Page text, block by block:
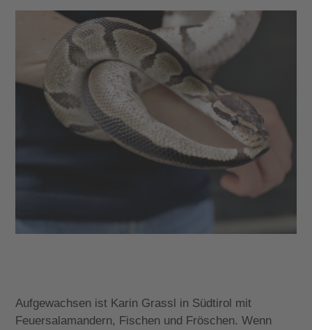
Aufgewachsen ist Karin Grassl in Südtirol mit
Feuersalamandern, Fischen und Fröschen. Wenn